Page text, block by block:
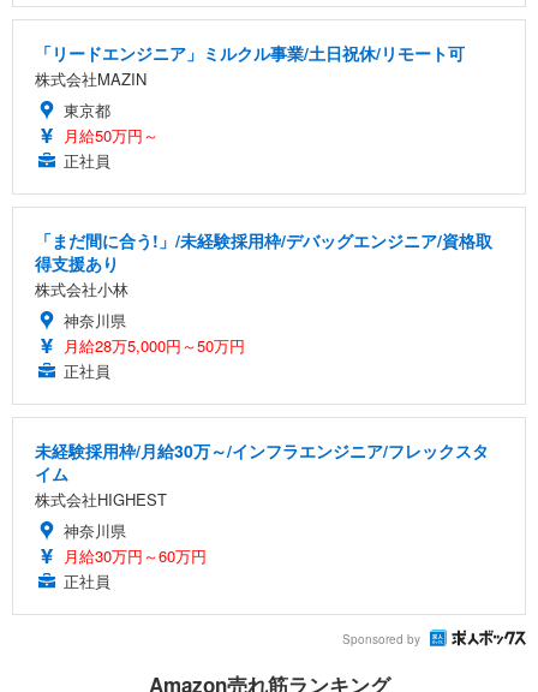
「リードエンジニア」ミルクル事業/土日祝休/リモート可
株式会社MAZIN
東京都
月給50万円～
正社員
「まだ間に合う!」/未経験採用枠/デバッグエンジニア/資格取
得支援あり
株式会社小林
神奈川県
月給28万5,000円～50万円
正社員
未経験採用枠/月給30万～/インフラエンジニア/フレックスタ
イム
株式会社HIGHEST
神奈川県
月給30万円～60万円
正社員
Sponsored by
Amazon売れ筋ランキング